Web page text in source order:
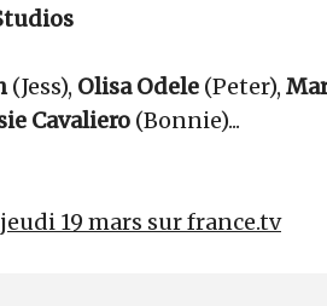
(Jess), Olisa Odele (Peter),
Cavaliero (Bonnie)...
19 mars sur france.tv